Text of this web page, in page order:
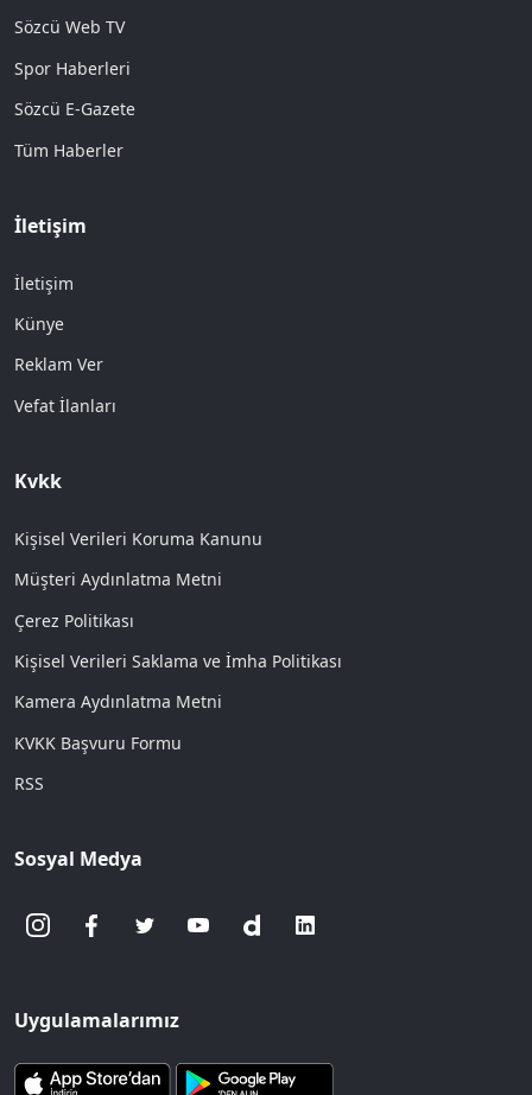
Sözcü Web TV
Spor Haberleri
Sözcü E-Gazete
Tüm Haberler
İletişim
İletişim
Künye
Reklam Ver
Vefat İlanları
Kvkk
Kişisel Verileri Koruma Kanunu
Müşteri Aydınlatma Metni
Çerez Politikası
Kişisel Verileri Saklama ve İmha Politikası
Kamera Aydınlatma Metni
KVKK Başvuru Formu
RSS
Sosyal Medya
Uygulamalarımız